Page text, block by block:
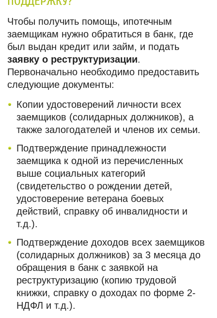
Чтобы получить помощь, ипотечным
заемщикам нужно обратиться в банк, где
был выдан кредит или займ, и подать
заявку о реструктуризации.
Первоначально необходимо предоставить
следующие документы:
Копии удостоверений личности всех
заемщиков (солидарных должников), а
также залогодателей и членов их семьи.
Подтверждение принадлежности
заемщика к одной из перечисленных
выше социальных категорий
(свидетельство о рождении детей,
удостоверение ветерана боевых
действий, справку об инвалидности и
т.д.).
Подтверждение доходов всех заемщиков
(солидарных должников) за 3 месяца до
обращения в банк с заявкой на
реструктуризацию (копию трудовой
книжки, справку о доходах по форме 2-
НДФЛ и т.д.).